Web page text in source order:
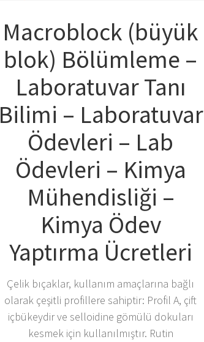
Macroblock (büyük
blok) Bölümleme –
Laboratuvar Tanı
Bilimi – Laboratuvar
Ödevleri – Lab
Ödevleri – Kimya
Mühendisliği –
Kimya Ödev
Yaptırma Ücretleri
Çelik bıçaklar, kullanım amaçlarına bağlı
olarak çeşitli profillere sahiptir: Profil A, çift
içbükeydir ve selloidine gömülü dokuları
kesmek için kullanılmıştır. Rutin